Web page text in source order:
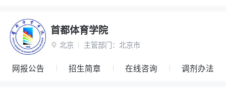
首都体育学院
 北京 主管部门： 北京市
网报公告 招生简章 在线咨询 调剂办法